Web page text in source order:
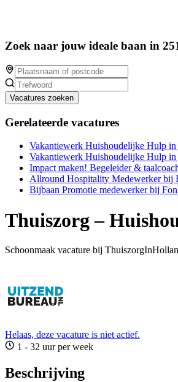
Zoek naar jouw ideale baan in
Vacatures zoeken
Gerelateerde vacatures
Vakantiewerk Huishoudelijke Hulp
Vakantiewerk Huishoudelijke Hulp
Impact maken! Begeleider &
Allround Hospitality Medewerker bij
Bijbaan Promotie medewerker bij
Thuiszorg –
Schoonmaak vacature bij
Helaas, deze vacature is niet actief.
1 - 32 uur per week
Beschrijving